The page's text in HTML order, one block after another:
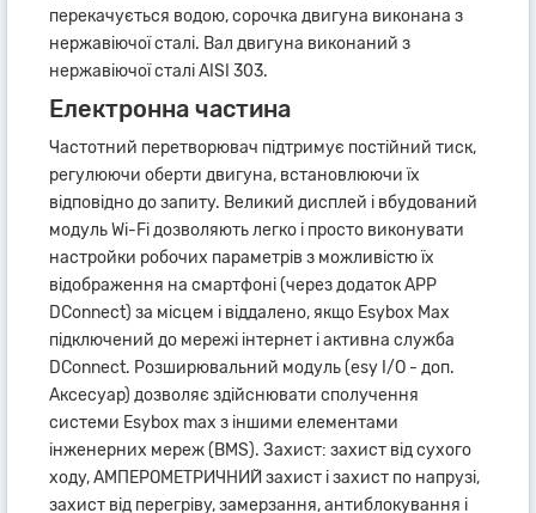
перекачується водою, сорочка двигуна виконана з
нержавіючої сталі. Вал двигуна виконаний з
нержавіючої сталі AISI 303.
Електронна частина
Частотний перетворювач підтримує постійний тиск,
регулюючи оберти двигуна, встановлюючи їх
відповідно до запиту. Великий дисплей і вбудований
модуль Wi-Fi дозволяють легко і просто виконувати
настройки робочих параметрів з можливістю їх
відображення на смартфоні (через додаток APP
DConnect) за місцем і віддалено, якщо Esybox Max
підключений до мережі інтернет і активна служба
DConnect. Розширювальний модуль (esy I/O - доп.
Аксесуар) дозволяє здійснювати сполучення
системи Esybox max з іншими елементами
інженерних мереж (BMS). Захист: захист від сухого
ходу, АМПЕРОМЕТРИЧНИЙ захист і захист по напрузі,
захист від перегріву, замерзання, антиблокування і